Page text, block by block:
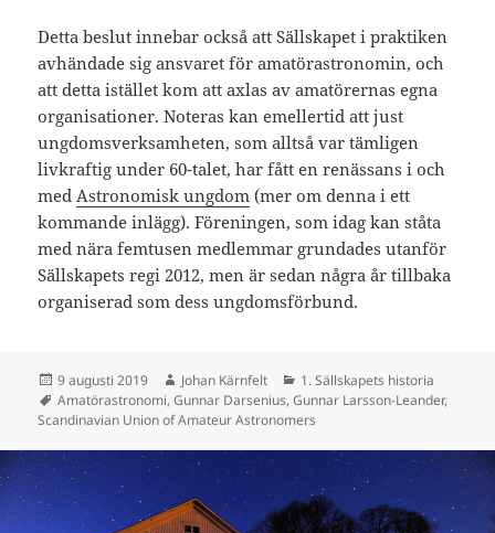
Detta beslut innebar också att Sällskapet i praktiken
avhändade sig ansvaret för amatörastronomin, och
att detta istället kom att axlas av amatörernas egna
organisationer. Noteras kan emellertid att just
ungdomsverksamheten, som alltså var tämligen
livkraftig under 60-talet, har fått en renässans i och
med Astronomisk ungdom (mer om denna i ett
kommande inlägg). Föreningen, som idag kan ståta
med nära femtusen medlemmar grundades utanför
Sällskapets regi 2012, men är sedan några år tillbaka
organiserad som dess ungdomsförbund.
Postat
9 augusti 2019 Författare
Johan Kärnfelt Kategorier
1. Sällskapets historia
Taggar
Amatörastronomi,Gunnar Darsenius,Gunnar Larsson-Leander,
Scandinavian Union of Amateur Astronomers